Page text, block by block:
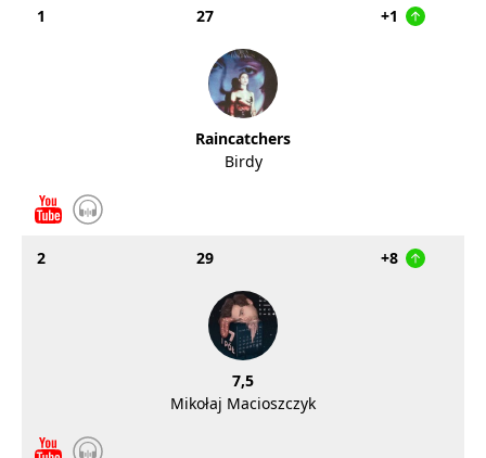
1 27 +1
Raincatchers
Birdy
2 29 +8
7,5
Mikołaj Macioszczyk